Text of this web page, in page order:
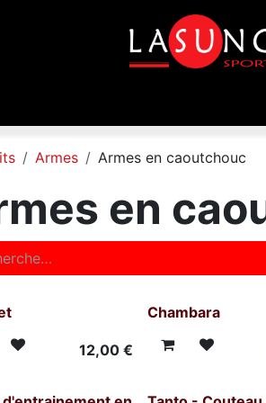
Armes Armes en caoutchouc
en
12,00 €
Chambara